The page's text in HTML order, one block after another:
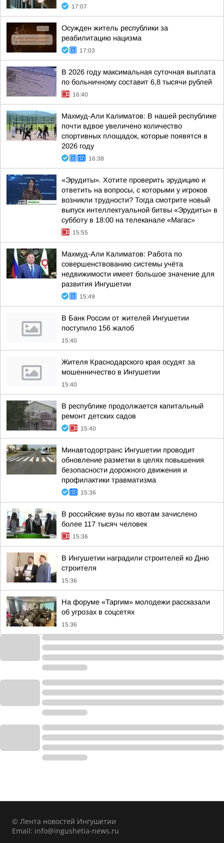
17:07
Осужден житель республики за
реабилитацию нацизма
17:03
В 2026 году максимальная суточная выплата
по больничному составит 6,8 тысячи рублей
16:40
Махмуд-Али Калиматов: В нашей республике
почти вдвое увеличено количество
спортивных площадок, которые появятся в
2026 году
16:38
«Эрудиты». Хотите проверить эрудицию и
ответить на вопросы, с которыми у игроков
возникли трудности? Тогда смотрите новый
выпуск интеллектуальной битвы «Эрудиты» в
субботу в 18:00 на телеканале «Магас»
15:55
Махмуд-Али Калиматов: Работа по
совершенствованию системы учёта
недвижимости имеет большое значение для
развития Ингушетии
15:49
В Банк России от жителей Ингушетии
поступило 156 жалоб
15:40
Жителя Краснодарского края осудят за
мошенничество в Ингушетии
15:40
В республике продолжается капитальный
ремонт детских садов
15:40
Минавтодортранс Ингушетии проводит
обновление разметки в целях повышения
безопасности дорожного движения и
профилактики травматизма
15:36
В российские вузы по квотам зачислено
более 117 тысяч человек
15:36
В Ингушетии наградили строителей ко Дню
строителя
15:36
На форуме «Таргим» молодежи рассказали
об угрозах в соцсетях
15:36
© Лента новостей Ингушетии
Email: info@ingushetia-news.ru